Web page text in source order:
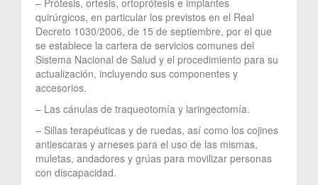
quirúrgicos, en particular los previstos en el Real
Decreto 1030/2006, de 15 de septiembre, por el que
se establece la cartera de servicios comunes del
Sistema Nacional de Salud y el procedimiento para su
actualización, incluyendo sus componentes y
accesorios.
– Las cánulas de traqueotomía y laringectomía.
– Sillas terapéuticas y de ruedas, así como los cojines
antiescaras y arneses para el uso de las mismas,
muletas, andadores y grúas para movilizar personas
con discapacidad.